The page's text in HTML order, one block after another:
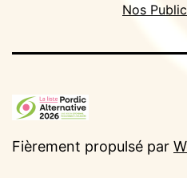
Nos
Fièrement propulsé par